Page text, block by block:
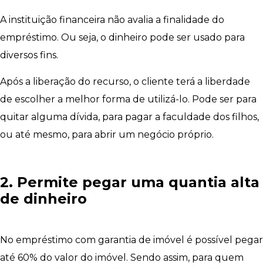
A instituição financeira não avalia a finalidade do
empréstimo. Ou seja, o dinheiro pode ser usado para
diversos fins.
Após a liberação do recurso, o cliente terá a liberdade
de escolher a melhor forma de utilizá-lo. Pode ser para
quitar alguma dívida, para pagar a faculdade dos filhos,
ou até mesmo, para abrir um negócio próprio.
2. Permite pegar uma quantia alta
de dinheiro
No empréstimo com garantia de imóvel é possível pegar
até 60% do valor do imóvel. Sendo assim, para quem